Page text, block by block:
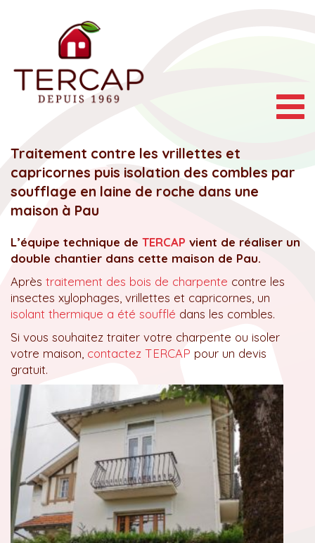
Traitement contre les vrillettes et
capricornes puis isolation des combles par
soufflage en laine de roche dans une
maison à Pau
L’équipe technique de TERCAP vient de réaliser un
double chantier dans cette maison de Pau.
Après traitement des bois de charpente contre les
insectes xylophages, vrillettes et capricornes, un
isolant thermique a été soufflé dans les combles.
Si vous souhaitez traiter votre charpente ou isoler
votre maison, contactez TERCAP pour un devis
gratuit.